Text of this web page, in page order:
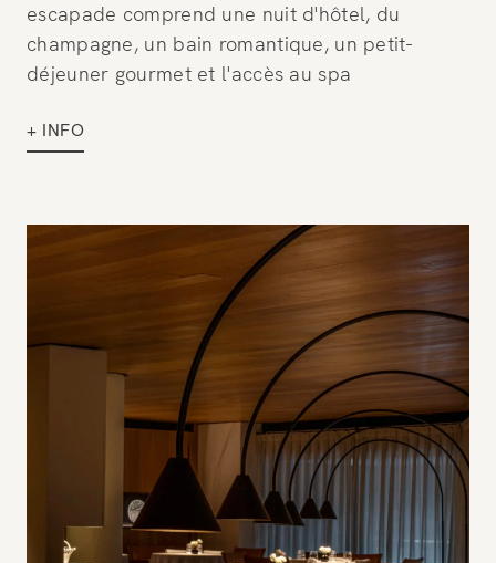
escapade comprend une nuit d'hôtel, du
champagne, un bain romantique, un petit-
déjeuner gourmet et l'accès au spa
+ INFO